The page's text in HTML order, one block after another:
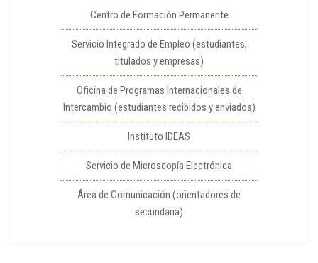
Centro de Formación Permanente
Servicio Integrado de Empleo (estudiantes,
titulados y empresas)
Oficina de Programas Internacionales de
Intercambio (estudiantes recibidos y enviados)
Instituto IDEAS
Servicio de Microscopía Electrónica
Área de Comunicación (orientadores de
secundaria)